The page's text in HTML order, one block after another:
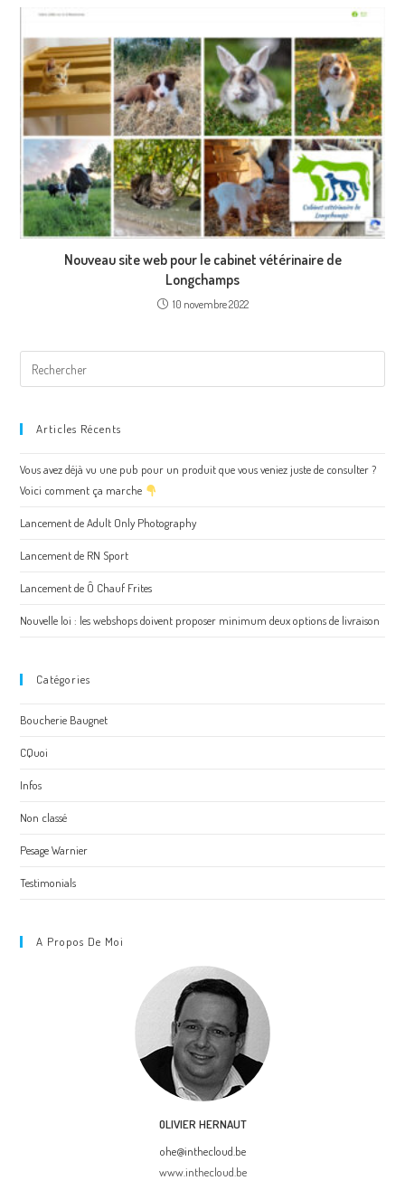
Nouveau site web pour le cabinet vétérinaire de
Longchamps
10 novembre 2022
Articles Récents
Vous avez déjà vu une pub pour un produit que vous veniez juste de consulter ?
Voici comment ça marche
Lancement de Adult Only Photography
Lancement de RN Sport
Lancement de Ô Chauf Frites
Nouvelle loi : les webshops doivent proposer minimum deux options de livraison
Catégories
Boucherie Baugnet
CQuoi
Infos
Non classé
Pesage Warnier
Testimonials
A Propos De Moi
OLIVIER HERNAUT
ohe@inthecloud.be
www.inthecloud.be